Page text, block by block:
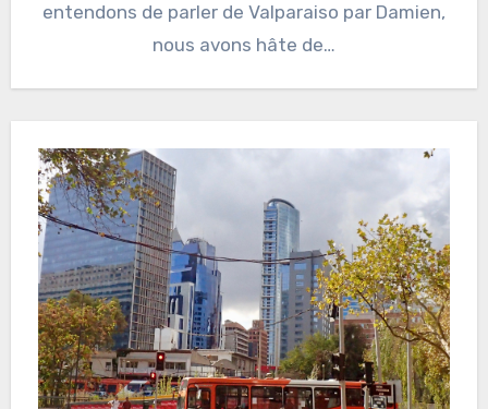
entendons de parler de Valparaiso par Damien,
nous avons hâte de…